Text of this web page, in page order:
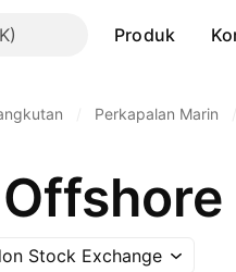
Produk
Perkapalan Marin
Stock Exchange